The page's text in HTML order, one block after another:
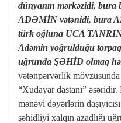
dünyanın mərkəzidi, bura
ADƏMİN vətənidi, bura
türk oğluna UCA
Adəmin yoğrulduğu
uğrunda ŞƏHİD olmaq hə
vətənpərvərlik
“Xudayar dastanı”
mənəvi dəyərlərin
şəhidliyi xalqın azadlığı